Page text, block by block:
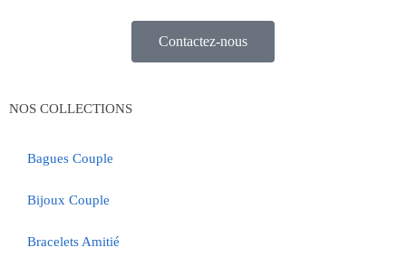
Contactez-nous
NOS COLLECTIONS
Bagues Couple
Bijoux Couple
Bracelets Amitié